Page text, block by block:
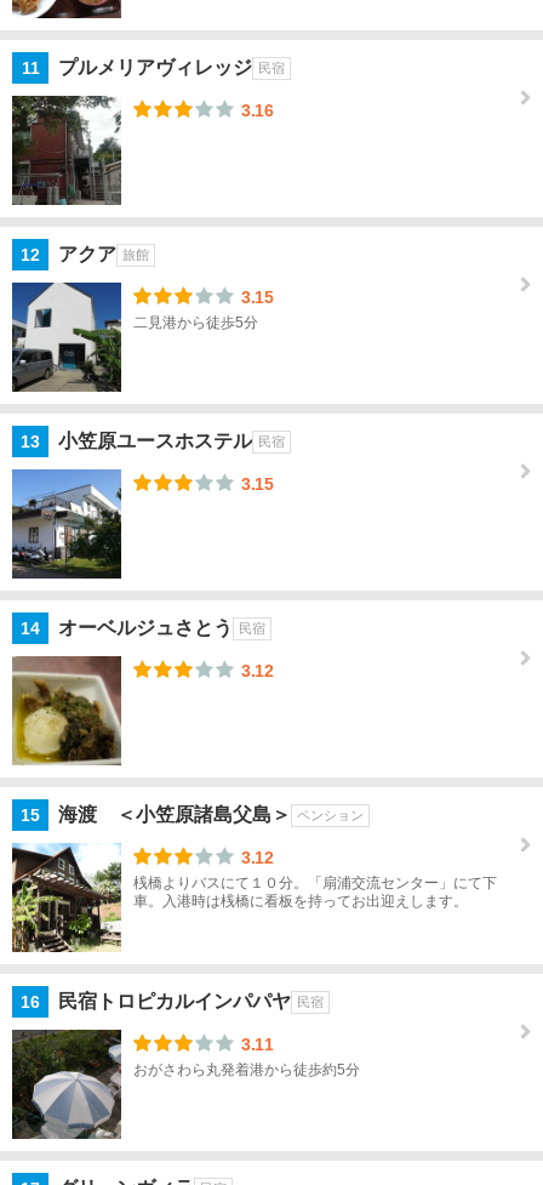
あき
る野
伊
豆
諸
小
笠
原
諸
島
小
笠
諸
島
す
べ
父
島
母
島
南
島
秋葉
原・
御茶
水・
水道
橋
銀
座・
11 プルメリアヴィレッジ 民宿
3.16
12 アクア 旅館
3.15
二見港から徒歩5分
13 小笠原ユースホステル 民宿
3.15
14 オーベルジュさとう 民宿
3.12
15 海渡 ＜小笠原諸島父島＞ ペンション
3.12
桟橋よりバスにて１０分。「扇浦交流センター」にて下
車。入港時は桟橋に看板を持ってお出迎えします。
16 民宿トロピカルインパパヤ 民宿
3.11
おがさわら丸発着港から徒歩約5分